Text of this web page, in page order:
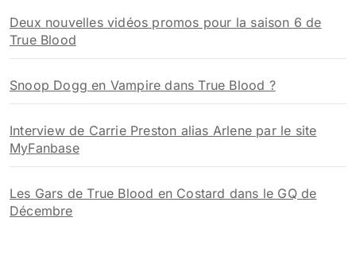
Deux nouvelles vidéos promos pour la saison 6 de
True Blood
Snoop Dogg en Vampire dans True Blood ?
Interview de Carrie Preston alias Arlene par le site
MyFanbase
Les Gars de True Blood en Costard dans le GQ de
Décembre